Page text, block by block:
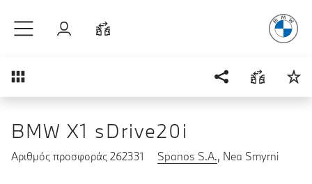
Σύνδεση
Επισκόπηση
BMW X1 sDrive20i
Αριθμός προσφοράς 262331 Spanos S.A., Nea Smyrni